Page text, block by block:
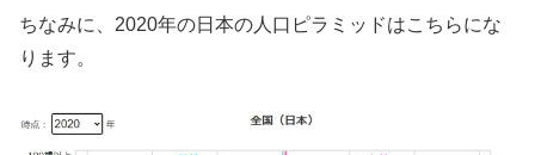
ちなみに、2020年の日本の人口ピラミッドはこちらにな
ります。